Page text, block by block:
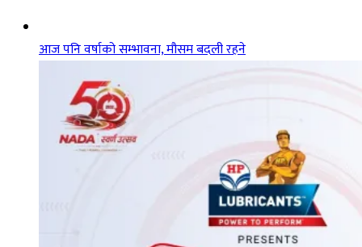
आज पनि वर्षाको सम्भावना, मौसम बदली रहने